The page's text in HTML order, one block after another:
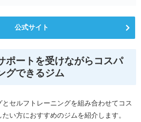
公式サイト
ポートを受けながらコスパ
グできるジム
セルフトレーニングを組み合わせてコス
い方におすすめのジムを紹介します。